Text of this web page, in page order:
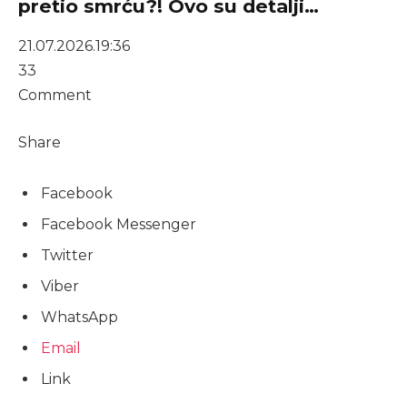
pretio smrću?! Ovo su detalji…
21.07.2026.19:36
33
Comment
Share
Facebook
Facebook Messenger
Twitter
Viber
WhatsApp
Email
Link